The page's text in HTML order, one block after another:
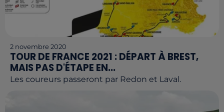
2 novembre 2020
TOUR DE FRANCE 2021 : DÉPART À BREST,
MAIS PAS D'ÉTAPE EN...
Les coureurs passeront par Redon et Laval.